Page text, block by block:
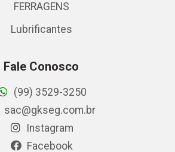
FERRAGENS
Lubrificantes
Fale Conosco
(99) 3529-3250
sac@gkseg.com.br
Instagram
Facebook